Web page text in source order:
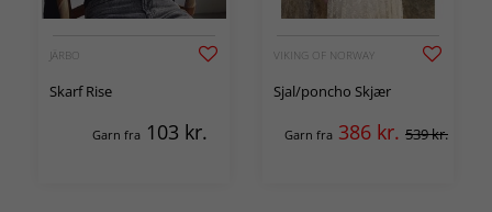
JÄRBO
Skarf Rise
Garn fra 103 kr.
VIKING OF NORWAY
Sjal/poncho Skjær
Garn fra 386 kr. 539 kr.